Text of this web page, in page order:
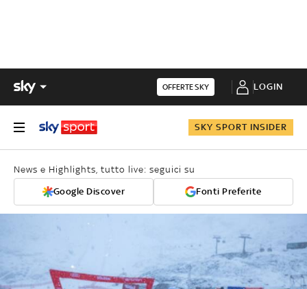
OFFERTE SKY LOGIN
SKY SPORT INSIDER
News e Highlights, tutto live: seguici su
Google Discover Fonti Preferite